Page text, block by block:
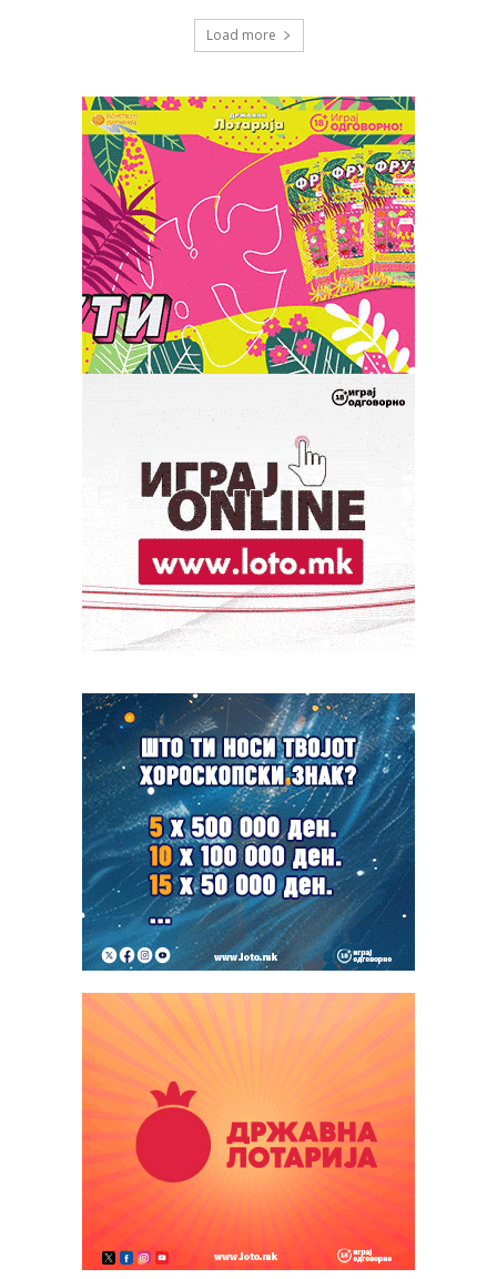
Load more